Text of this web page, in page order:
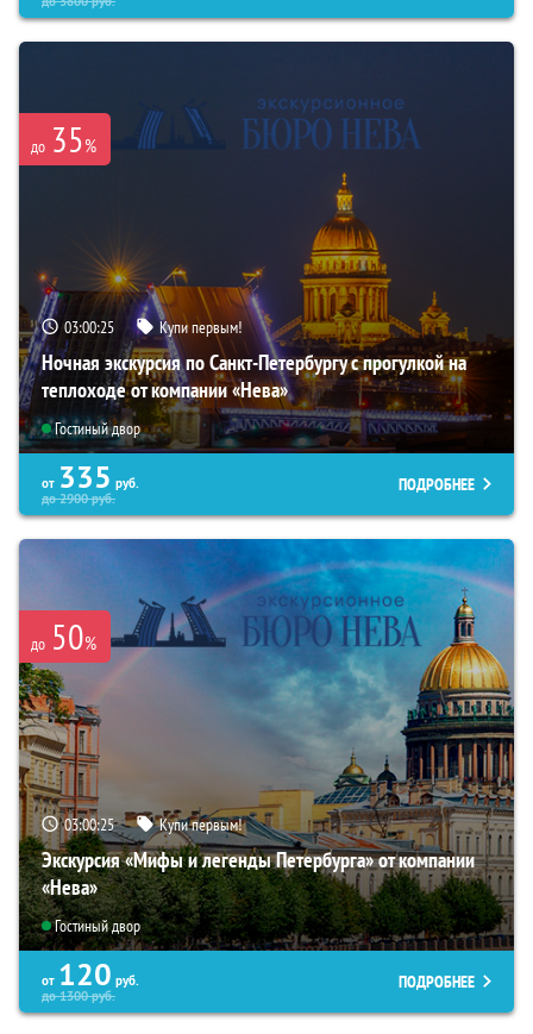
до 35%
03:00:24 Купи первым!
Ночная экскурсия по Санкт-Петербургу с прогулкой на
теплоходе от компании «Нева»
Гостиный двор
от 335 руб.
до2900руб.
ПОДРОБНЕЕ
до 50%
03:00:24 Купи первым!
Экскурсия «Мифы и легенды Петербурга» от компании
«Нева»
Гостиный двор
от 120 руб.
до1300руб.
ПОДРОБНЕЕ